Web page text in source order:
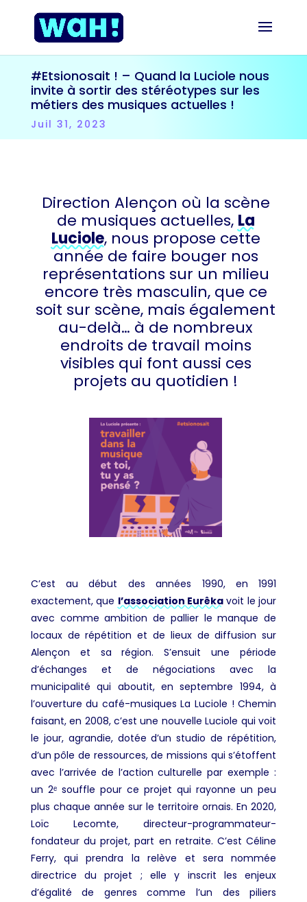
#Etsionosait ! – Quand la Luciole nous
invite à sortir des stéréotypes sur les
métiers des musiques actuelles !
Juil 31, 2023
Direction Alençon où la scène
de musiques actuelles, La
Luciole, nous propose cette
année de faire bouger nos
représentations sur un milieu
encore très masculin, que ce
soit sur scène, mais également
au-delà… à de nombreux
endroits de travail moins
visibles qui font aussi ces
projets au quotidien !
C’est au début des années 1990, en 1991
exactement, que l’association Eurêka voit le jour
avec comme ambition de pallier le manque de
locaux de répétition et de lieux de diffusion sur
Alençon et sa région. S’ensuit une période
d’échanges et de négociations avec la
municipalité qui aboutit, en septembre 1994, à
l’ouverture du café-musiques La Luciole ! Chemin
faisant, en 2008, c’est une nouvelle Luciole qui voit
le jour, agrandie, dotée d’un studio de répétition,
d’un pôle de ressources, de missions qui s’étoffent
avec l’arrivée de l’action culturelle par exemple :
un 2ᵉ souffle pour ce projet qui rayonne un peu
plus chaque année sur le territoire ornais. En 2020,
Loïc Lecomte, directeur-programmateur-
fondateur du projet, part en retraite. C’est Céline
Ferry, qui prendra la relève et sera nommée
directrice du projet ; elle y inscrit les enjeux
d’égalité de genres comme l’un des piliers